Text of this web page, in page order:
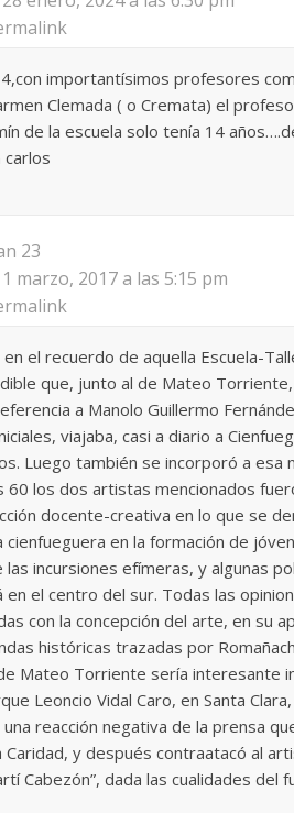
importantísimos profesores
Clemada ( o Cremata) el
de la escuela solo tenía 14
23
marzo, 2017 a las 5:15 pm
el recuerdo de aquella Escuela-
que, junto al de Mateo
a Manolo Guillermo
viajaba, casi a diario a
Luego también se incorporó a esa
60 los dos artistas mencionados
docente-creativa en lo que se
cienfueguera en la formación de
incursiones efímeras, y algunas
en el centro del sur. Todas las
con la concepción del arte, en su
históricas trazadas por
Mateo Torriente sería interesante
Leoncio Vidal Caro, en Santa
reacción negativa de la prensa
y después contraatacó al
Cabezón”, dada las cualidades del
de
La efímera Torre
Villuendas
21 septiembre, 2024